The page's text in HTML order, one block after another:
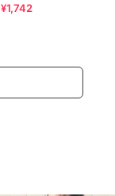
¥1,742